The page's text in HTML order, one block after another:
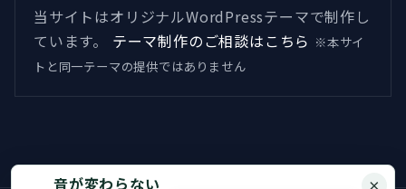
当サイトはオリジナルWordPressテーマで制作し
ています。
テーマ制作のご相談はこちら ※本サイ
トと同一テーマの提供ではありません
音が変わらない